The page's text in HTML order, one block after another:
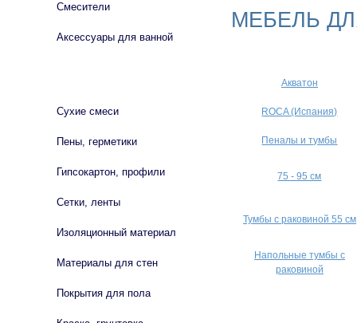
МЕБЕЛЬ
Акватон
ROCA (Испания)
Пеналы и тумбы
75 - 95 см
Тумбы с раковиной 55 см
Напольные тумбы с
раковиной
Смесители
Аксессуары для ванной
Сухие смеси
Пены, герметики
Гипсокартон, профили
Сетки, ленты
Изоляционный материал
Материалы для стен
Покрытия для пола